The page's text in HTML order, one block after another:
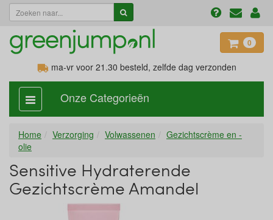
0
ma-vr voor 21.30 besteld, zelfde dag verzonden
categorie
aan,
Onze Categorieën
Home Verzorging Volwassenen
Gezichtscrème en -
olie
Sensitive Hydraterende
Gezichtscrème Amandel